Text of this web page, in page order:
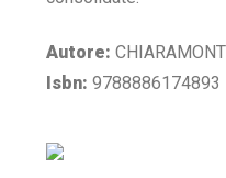
Autore:
Isbn: 9788886174893